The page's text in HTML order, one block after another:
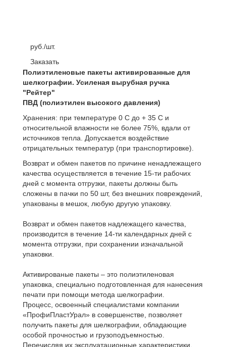
руб./шт.
Заказать
Полиэтиленовые пакеты активированные для
шелкографии. Усиленая вырубная ручка
"Рейтер"
ПВД (полиэтилен высокого давления)
Хранения: при температуре 0 С до + 35 С и
относительной влажности не более 75%, вдали от
источников тепла. Допускается воздействие
отрицательных температур (при транспортировке).
Возврат и обмен пакетов по причине ненадлежащего
качества осуществляется в течение 15-ти рабочих
дней с момента отгрузки, пакеты должны быть
сложены в пачки по 50 шт, без внешних повреждений,
упакованы в мешок, любую другую упаковку.
Возврат и обмен пакетов надлежащего качества,
производится в течение 14-ти календарных дней с
момента отгрузки, при сохранении изначальной
упаковки.
Активированые пакеты – это полиэтиленовая
упаковка, специально подготовленная для нанесения
печати при помощи метода шелкографии.
Процесс, освоенный специалистами компании
«ПрофиПластУрал» в совершенстве, позволяет
получить пакеты для шелкографии, обладающие
особой прочностью и грузоподъемностью.
Перечисляя их эксплуатационные характеристики,